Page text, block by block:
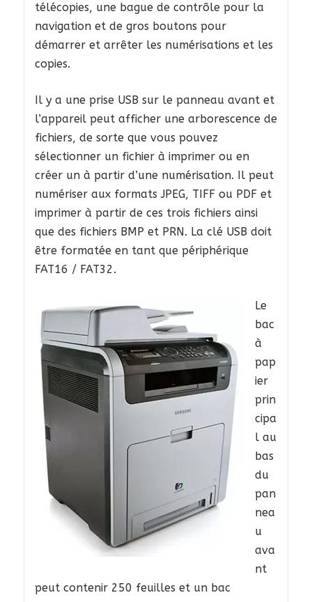
télécopies, une bague de contrôle pour la
navigation et de gros boutons pour
démarrer et arrêter les numérisations et les
copies.
Il y a une prise USB sur le panneau avant et
l’appareil peut afficher une arborescence de
fichiers, de sorte que vous pouvez
sélectionner un fichier à imprimer ou en
créer un à partir d’une numérisation. Il peut
numériser aux formats JPEG, TIFF ou PDF et
imprimer à partir de ces trois fichiers ainsi
que des fichiers BMP et PRN. La clé USB doit
être formatée en tant que périphérique
FAT16 / FAT32.
Le
bac
à
pap
ier
prin
cipa
l au
bas
du
pan
nea
u
ava
nt
peut contenir 250 feuilles et un bac